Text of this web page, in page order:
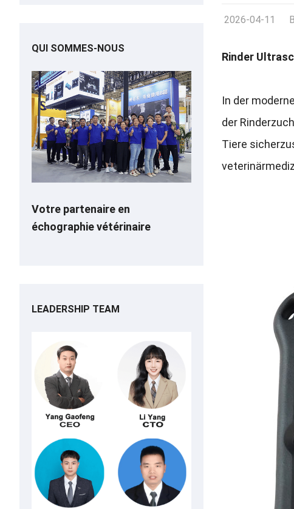
2026-04-11
Rinder
In der
der
Tiere
QUI SOMMES-NOUS
Votre partenaire en
échographie vétérinaire
LEADERSHIP TEAM